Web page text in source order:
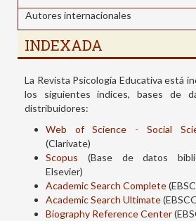
Autores internacionales
INDEXADA
La Revista Psicología Educativa está
los siguientes índices, bases de
distribuidores:
Web of Science - Social
(Clarivate)
Scopus (Base de datos
Elsevier)
Academic Search Complete
Academic Search Ultimate
Biography Reference Center